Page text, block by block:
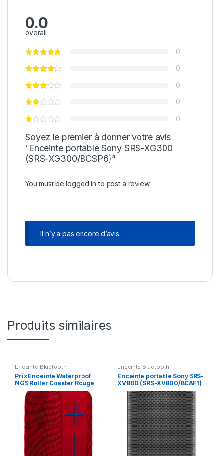
0.0
overall
0
0
0
0
0
Soyez le premier à donner votre avis
“Enceinte portable Sony SRS-XG300
(SRS-XG300/BCSP6)”
You must belogged in to post a review.
Il n’y a pas encore d’avis.
Produits similaires
Enceinte Bluetooth
Prix Enceinte Waterproof
NGS Roller Coaster Rouge
10W (ROLLERCOASTERRED) –
277.00 – 277.00
Enceinte Bluetooth
Enceinte portable Sony SRS-
XV800 (SRS-XV800/BCAF1)